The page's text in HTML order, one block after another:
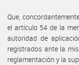
Que,
el artículo 54 de la
autoridad de
registrados ante la
reglamentación y la